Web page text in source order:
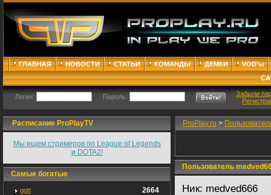
ГЛАВНАЯ НОВОСТИ СТАТЬИ КОМАНДЫ ДЕМКИ
VOD'ы
Логин: Пароль:
Забыли
Расписание ProPlayTV
Мы ищем стримеров по League of Legends
и DOTA2!
Самые богатые
ggtt 2664
ProPlay.ru >
Пользователь
Ник: medved666